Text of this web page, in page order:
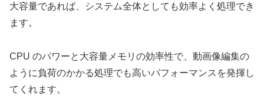
大容量であれば、システム全体としても効率よく処理でき
ます。
CPU のパワーと大容量メモリの効率性で、動画像編集の
ように負荷のかかる処理でも高いパフォーマンスを発揮し
てくれます。